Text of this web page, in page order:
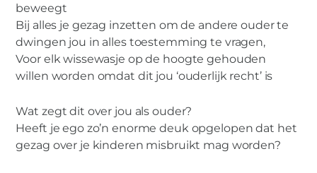
beweegt
Bij alles je gezag inzetten om de andere ouder te
dwingen jou in alles toestemming te vragen,
Voor elk wissewasje op de hoogte gehouden
willen worden omdat dit jou ‘ouderlijk recht’ is
Wat zegt dit over jou als ouder?
Heeft je ego zo’n enorme deuk opgelopen dat het
gezag over je kinderen misbruikt mag worden?